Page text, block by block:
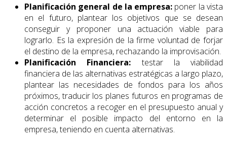
Planificación general de la empresa: poner la vista
en el futuro, plantear los objetivos que se desean
conseguir y proponer una actuación viable para
lograrlo. Es la expresión de la firme voluntad de forjar
el destino de la empresa, rechazando la improvisación.
Planificación Financiera:testar la viabilidad
financiera de las alternativas estratégicas a largo plazo,
plantear las necesidades de fondos para los años
próximos, traducir los planes futuros en programas de
acción concretos a recoger en el presupuesto anual y
determinar el posible impacto del entorno en la
empresa, teniendo en cuenta alternativas.